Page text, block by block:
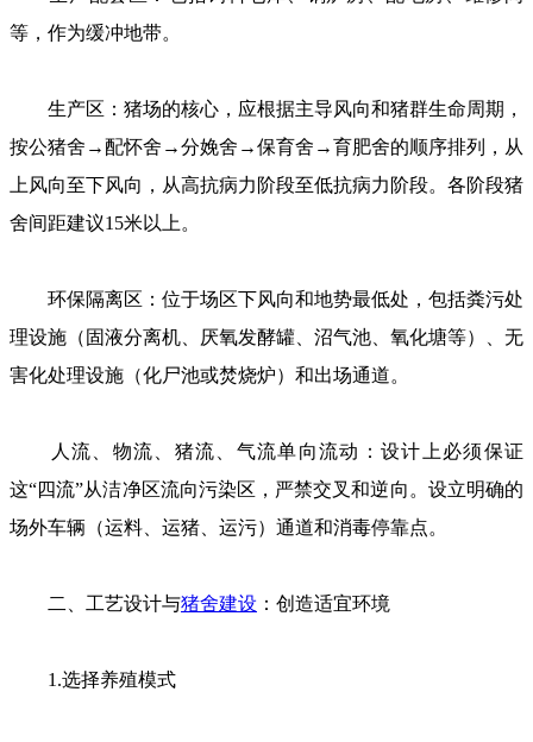
等，作为缓冲地带。
生产区：猪场的核心，应根据主导风向和猪群生命周期，
按公猪舍→配怀舍→分娩舍→保育舍→育肥舍的顺序排列，从
上风向至下风向，从高抗病力阶段至低抗病力阶段。各阶段猪
舍间距建议15米以上。
环保隔离区：位于场区下风向和地势最低处，包括粪污处
理设施（固液分离机、厌氧发酵罐、沼气池、氧化塘等）、无
害化处理设施（化尸池或焚烧炉）和出场通道。
人流、物流、猪流、气流单向流动：设计上必须保证
这“四流”从洁净区流向污染区，严禁交叉和逆向。设立明确的
场外车辆（运料、运猪、运污）通道和消毒停靠点。
二、工艺设计与猪舍建设 ：创造适宜环境
1.选择养殖模式